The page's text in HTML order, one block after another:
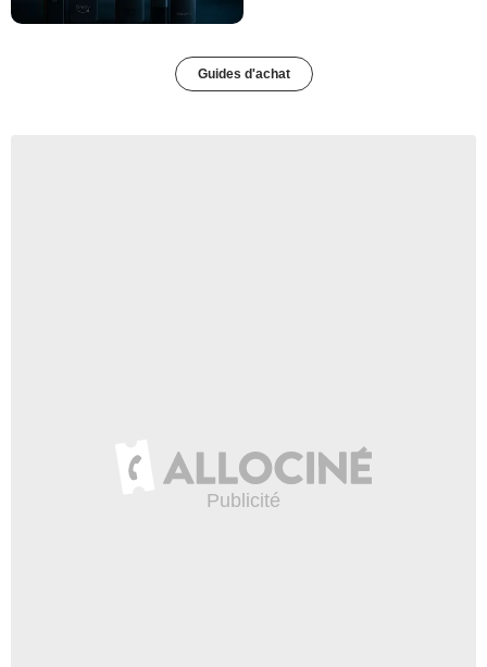
Guides d'achat